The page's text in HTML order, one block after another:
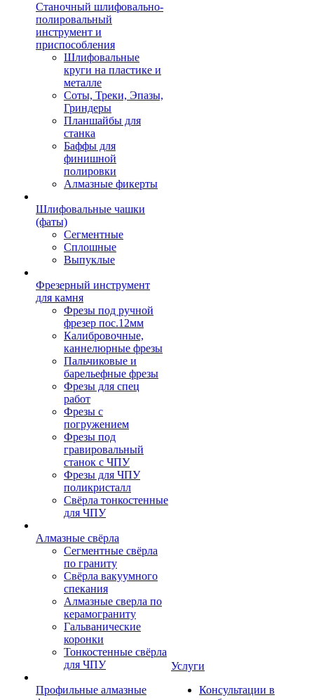
Станочный шлифовально-
полировальный
инструмент и
приспособления
Шлифовальные
круги на пластике и
металле
Соты, Треки, Эпазы,
Гриндеры
Планшайбы для
станка
Баффы для
финишной
полировки
Алмазные фикерты
Шлифовальные чашки
(фаты)
Сегментные
Сплошные
Выпуклые
Фрезерный инструмент
для камня
Фрезы под ручной
фрезер пос.12мм
Калибровочные,
каннелюрные фрезы
Пальчиковые и
барельефные фрезы
Фрезы для спец
работ
Фрезы с
погружением
Фрезы под
гравировальный
станок с ЧПУ
Фрезы для ЧПУ
поликристалл
Свёрла тонкостенные
для ЧПУ
Алмазные свёрла
Сегментные свёрла
по граниту
Свёрла вакуумного
спекания
Алмазные сверла по
керамограниту
Гальванические
коронки
Тонкостенные свёрла
для ЧПУ
Профильные алмазные
Услуги
Консультации в